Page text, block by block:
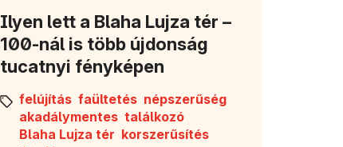
Ilyen lett a Blaha Lujza tér –
100-nál is több újdonság
tucatnyi fényképen
felújítás faültetés népszerűség
akadálymentes találkozó
Blaha Lujza tér korszerűsítés